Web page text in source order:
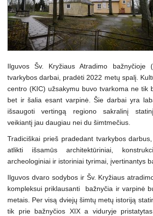
Ilguvos Šv. Kryžiaus Atradimo bažnyčioje
tvarkybos darbai, pradėti 2022 metų spalį.
centro (KIC) užsakymu buvo tvarkoma ne tik
bet ir šalia esant varpinė. Šie darbai yra
išsaugoti vertingą regiono sakralinį
veikiantį jau daugiau nei du šimtmečius.
Tradiciškai prieš pradedant tvarkybos
atlikti išsamūs architektūriniai,
archeologiniai ir istoriniai tyrimai, įvertinantys
Ilguvos dvaro sodybos ir Šv. Kryžiaus
kompleksui priklausanti bažnyčia ir varpinė
metais. Per visą dviejų šimtų metų istoriją
tik prie bažnyčios XIX a viduryje